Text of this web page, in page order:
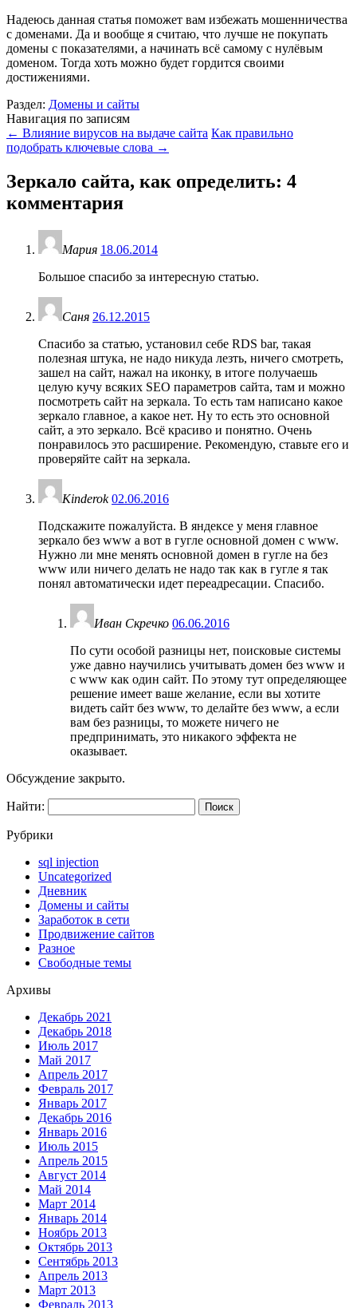
Надеюсь данная статья поможет вам избежать мошенничества
с доменами. Да и вообще я считаю, что лучше не покупать
домены с показателями, а начинать всё самому с нулёвым
доменом. Тогда хоть можно будет гордится своими
достижениями.
Раздел: Домены и сайты
Навигация по записям
← Влияние вирусов на выдаче сайта Как правильно
подобрать ключевые слова →
Зеркало сайта, как определить: 4
комментария
Мария 18.06.2014
Большое спасибо за интересную статью.
Саня 26.12.2015
Спасибо за статью, установил себе RDS bar, такая
полезная штука, не надо никуда лезть, ничего смотреть,
зашел на сайт, нажал на иконку, в итоге получаешь
целую кучу всяких SEO параметров сайта, там и можно
посмотреть сайт на зеркала. То есть там написано какое
зеркало главное, а какое нет. Ну то есть это основной
сайт, а это зеркало. Всё красиво и понятно. Очень
понравилось это расширение. Рекомендую, ставьте его и
проверяйте сайт на зеркала.
Kinderok 02.06.2016
Подскажите пожалуйста. В яндексе у меня главное
зеркало без www а вот в гугле основной домен с www.
Нужно ли мне менять основной домен в гугле на без
www или ничего делать не надо так как в гугле я так
понял автоматически идет переадресации. Спасибо.
Иван Скречко 06.06.2016
По сути особой разницы нет, поисковые системы
уже давно научились учитывать домен без www и
с www как один сайт. По этому тут определяющее
решение имеет ваше желание, если вы хотите
видеть сайт без www, то делайте без www, а если
вам без разницы, то можете ничего не
предпринимать, это никакого эффекта не
оказывает.
Обсуждение закрыто.
Найти:
Рубрики
sql injection
Uncategorized
Дневник
Домены и сайты
Заработок в сети
Продвижение сайтов
Разное
Свободные темы
Архивы
Декабрь 2021
Декабрь 2018
Июль 2017
Май 2017
Апрель 2017
Февраль 2017
Январь 2017
Декабрь 2016
Январь 2016
Июль 2015
Апрель 2015
Август 2014
Май 2014
Март 2014
Январь 2014
Ноябрь 2013
Октябрь 2013
Сентябрь 2013
Апрель 2013
Март 2013
Февраль 2013